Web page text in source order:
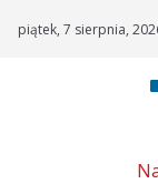
piątek, 7 sierpnia,